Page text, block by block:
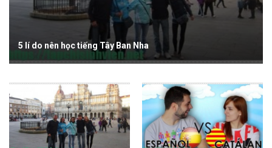
5 lí do nên học tiếng Tây Ban Nha